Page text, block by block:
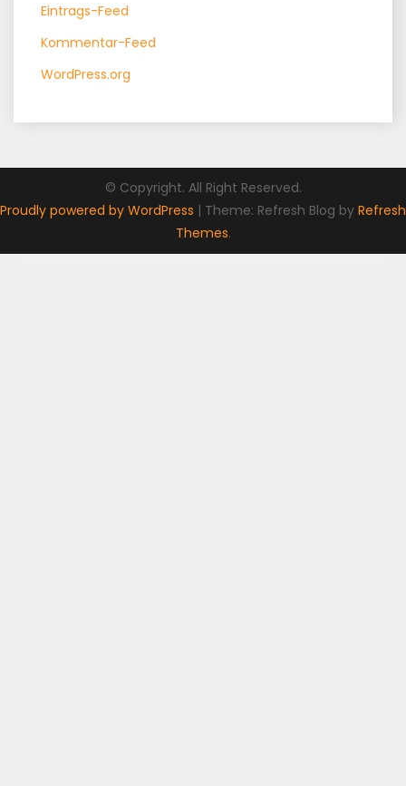
Eintrags-Feed
Kommentar-Feed
WordPress.org
© Copyright. All Right Reserved.
Proudly powered by WordPress | Theme: Refresh Blog by Refresh
Themes.